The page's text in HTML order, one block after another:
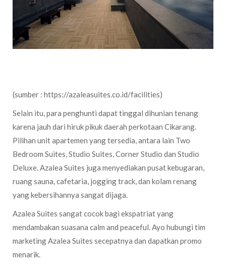
(sumber : https://azaleasuites.co.id/facilities)
Selain itu, para penghunti dapat tinggal dihunian tenang
karena jauh dari hiruk pikuk daerah perkotaan Cikarang.
Pilihan unit apartemen yang tersedia, antara lain Two
Bedroom Suites, Studio Suites, Corner Studio dan Studio
Deluxe. Azalea Suites juga menyediakan pusat kebugaran,
ruang sauna, cafetaria, jogging track, dan kolam renang
yang kebersihannya sangat dijaga.
Azalea Suites sangat cocok bagi ekspatriat yang
mendambakan suasana calm and peaceful. Ayo hubungi tim
marketing Azalea Suites secepatnya dan dapatkan promo
menarik.